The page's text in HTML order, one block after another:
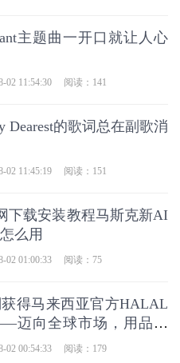
主题曲一开口就让人心
02 11:54:30 阅读：141
Dearest的歌词总在副歌消
02 11:45:19 阅读：151
下载安装教程马斯克新AI
么用
02 01:00:33 阅读：75
获得马来西亚官方HALAL
迈向全球市场，用品质
赖
02 00:54:33 阅读：179